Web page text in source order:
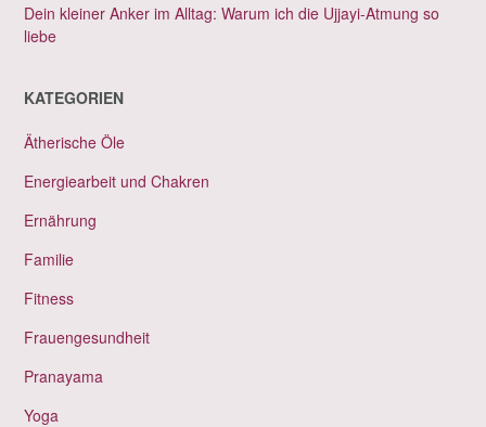
Dein kleiner Anker im Alltag: Warum ich die Ujjayi-Atmung so
liebe
KATEGORIEN
Ätherische Öle
Energiearbeit und Chakren
Ernährung
Familie
Fitness
Frauengesundheit
Pranayama
Yoga